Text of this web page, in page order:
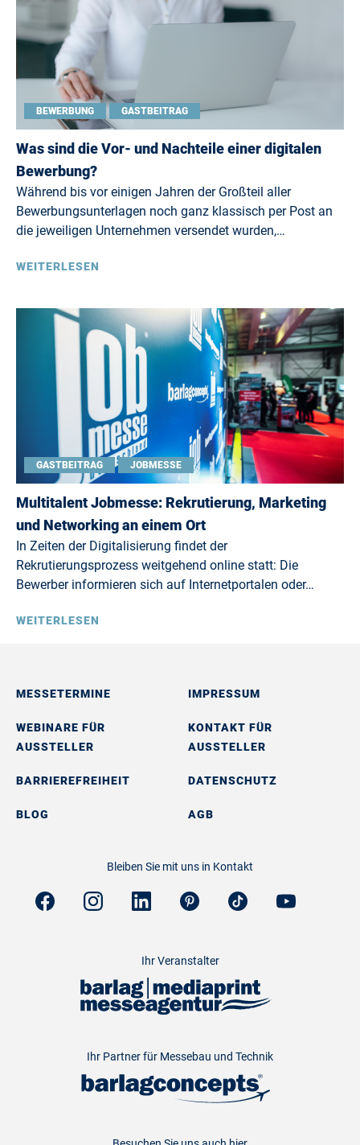
BEWERBUNG GASTBEITRAG
Was sind die Vor- und Nachteile einer digitalen
Bewerbung?
Während bis vor einigen Jahren der Großteil aller
Bewerbungsunterlagen noch ganz klassisch per Post an
die jeweiligen Unternehmen versendet wurden,…
WEITERLESEN
GASTBEITRAG JOBMESSE
Multitalent Jobmesse: Rekrutierung, Marketing
und Networking an einem Ort
In Zeiten der Digitalisierung findet der
Rekrutierungsprozess weitgehend online statt: Die
Bewerber informieren sich auf Internetportalen oder…
WEITERLESEN
MESSETERMINE
WEBINARE FÜR
AUSSTELLER
BARRIEREFREIHEIT
BLOG
IMPRESSUM
KONTAKT FÜR
AUSSTELLER
DATENSCHUTZ
AGB
Bleiben Sie mit uns in Kontakt
Ihr Veranstalter
Ihr Partner für Messebau und Technik